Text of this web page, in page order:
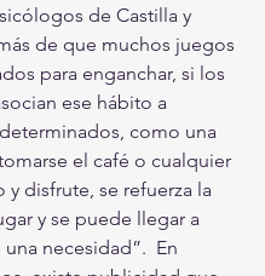
de Castilla y
de que muchos juegos
para enganchar, si los
ese hábito a
como una
el café o cualquier
disfrute, se refuerza la
y se puede llegar a
necesidad”.  En